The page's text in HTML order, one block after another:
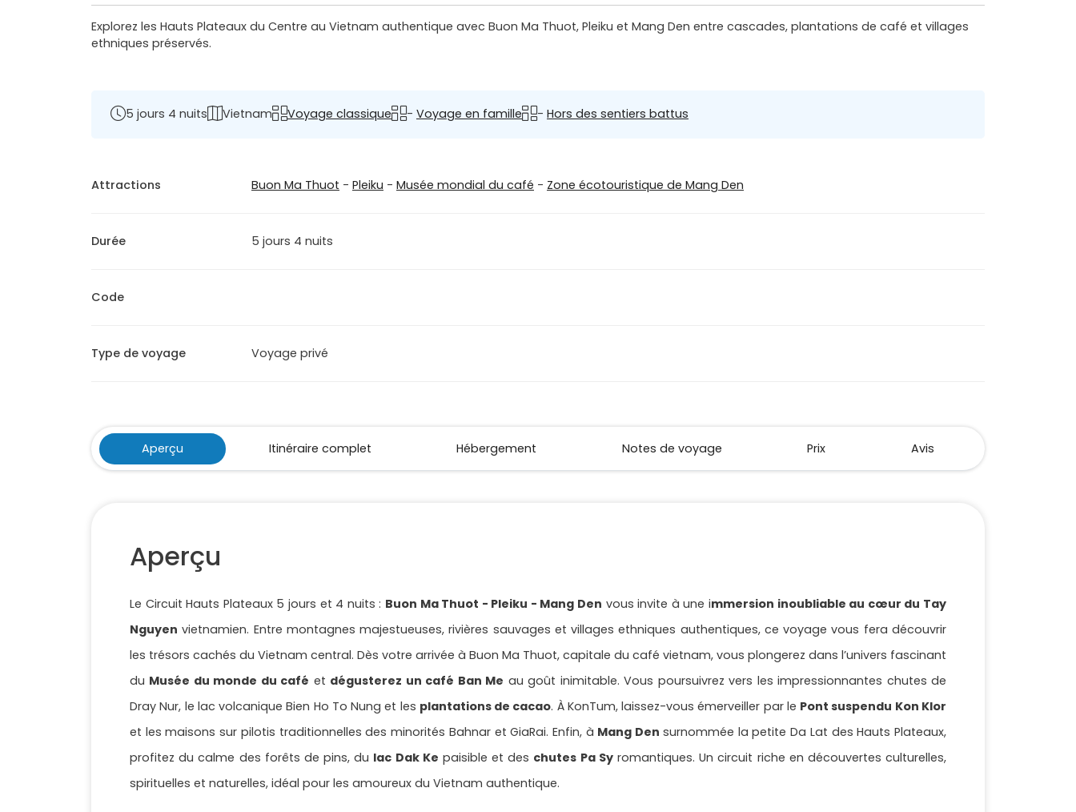
Explorez les Hauts Plateaux du Centre au Vietnam authentique avec Buon Ma Thuot, Pleiku et Mang Den entre cascades, plantations de café et villages
ethniques préservés.
5 jours 4 nuits Vietnam Voyage classique - Voyage en famille - Hors des sentiers battus
Attractions Buon Ma Thuot - Pleiku - Musée mondial du café - Zone écotouristique de Mang Den
Durée 5 jours 4 nuits
Code
Type de voyage Voyage privé
Aperçu Itinéraire complet Hébergement Notes de voyage Prix Avis
Aperçu
Le Circuit Hauts Plateaux 5 jours et 4 nuits : Buon Ma Thuot - Pleiku - Mang Den vous invite à une immersion inoubliable au cœur du Tay
Nguyen vietnamien. Entre montagnes majestueuses, rivières sauvages et villages ethniques authentiques, ce voyage vous fera découvrir
les trésors cachés du Vietnam central. Dès votre arrivée à Buon Ma Thuot, capitale du café vietnam, vous plongerez dans l’univers fascinant
du Musée du monde du café et dégusterez un café Ban Me au goût inimitable. Vous poursuivrez vers les impressionnantes chutes de
Dray Nur, le lac volcanique Bien Ho To Nung et les plantations de cacao. À KonTum, laissez-vous émerveiller par le Pont suspendu Kon Klor
et les maisons sur pilotis traditionnelles des minorités Bahnar et GiaRai. Enfin, à Mang Den surnommée la petite Da Lat des Hauts Plateaux,
profitez du calme des forêts de pins, du lac Dak Ke paisible et des chutes Pa Syromantiques. Un circuit riche en découvertes culturelles,
spirituelles et naturelles, idéal pour les amoureux du Vietnam authentique.